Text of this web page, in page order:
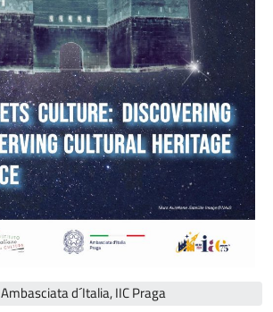
Ambasciata d´Italia, IIC Praga